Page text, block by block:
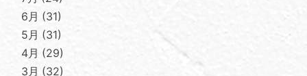
6月
31
5月
31
4月
29
3月
32